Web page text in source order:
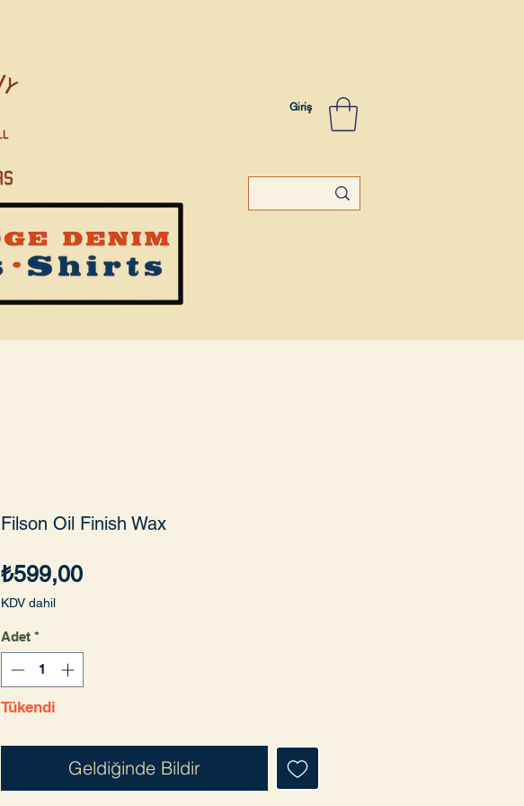
Giriş
Filson Oil Finish Wax
₺599,00Fiyat
KDV dahil
Adet *
Tükendi
Geldiğinde Bildir